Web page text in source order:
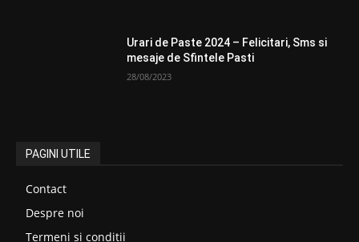
Urari de Paste 2024 – Felicitari, Sms si
mesaje de Sfintele Pasti
28/08/2023
PAGINI UTILE
Contact
Despre noi
Termeni si conditii